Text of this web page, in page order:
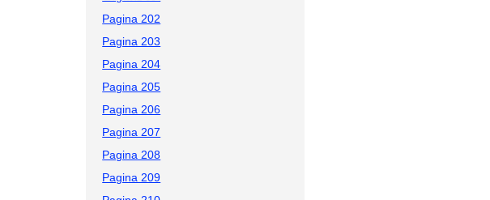
Pagina 202
Pagina 203
Pagina 204
Pagina 205
Pagina 206
Pagina 207
Pagina 208
Pagina 209